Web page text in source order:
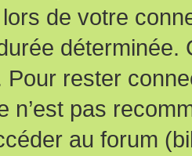
lors de votre
déterminée.
Pour rester
n’est pas
au forum